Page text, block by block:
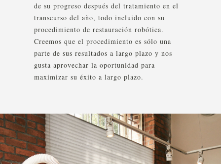
de su progreso después del tratamiento en el
transcurso del año, todo incluido con su
procedimiento de restauración robótica.
Creemos que el procedimiento es sólo una
parte de sus resultados a largo plazo y nos
gusta aprovechar la oportunidad para
maximizar su éxito a largo plazo.